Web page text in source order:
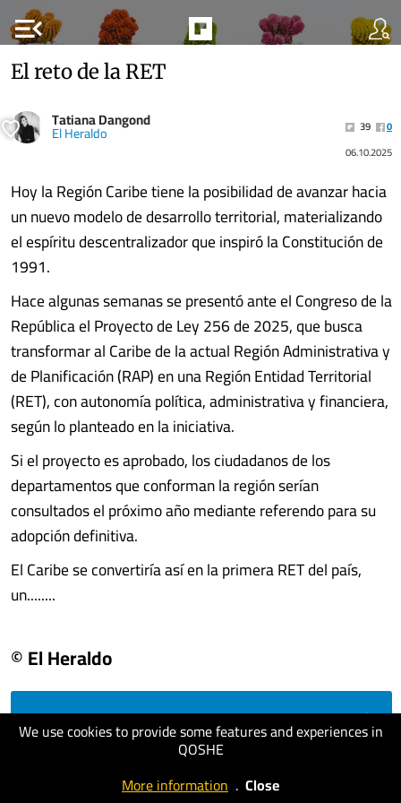
menu_open
We use cookies to provide some features and experiences in
QOSHE
More information . Close
El reto de la RET
Tatiana Dangond
El Heraldo 39
0
06.10.2025
Hoy la Región Caribe tiene la posibilidad de avanzar hacia
un nuevo modelo de desarrollo territorial, materializando
el espíritu descentralizador que inspiró la Constitución de
1991.
Hace algunas semanas se presentó ante el Congreso de la
República el Proyecto de Ley 256 de 2025, que busca
transformar al Caribe de la actual Región Administrativa y
de Planificación (RAP) en una Región Entidad Territorial
(RET), con autonomía política, administrativa y financiera,
según lo planteado en la iniciativa.
Si el proyecto es aprobado, los ciudadanos de los
departamentos que conforman la región serían
consultados el próximo año mediante referendo para su
adopción definitiva.
El Caribe se convertiría así en la primera RET del país,
un........
© El Heraldo
visit website